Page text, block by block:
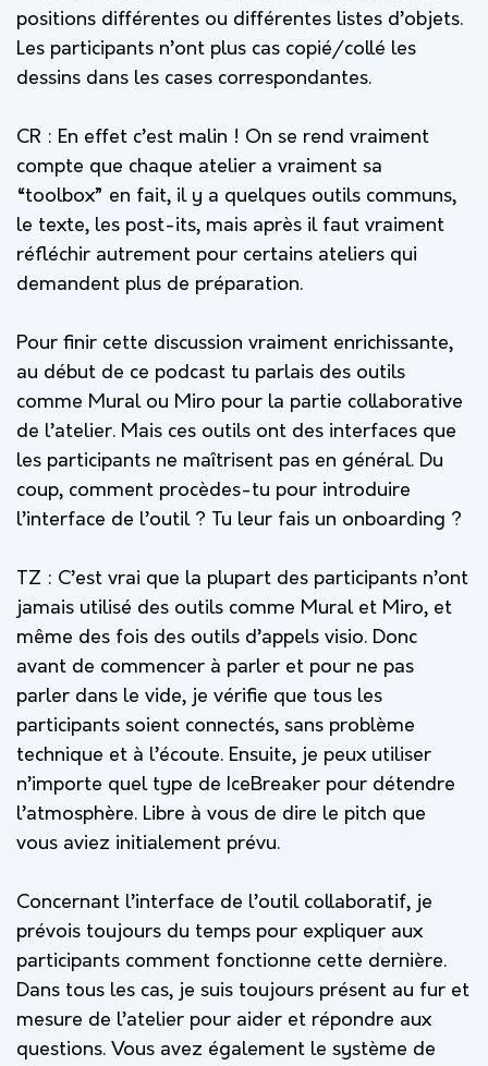
positions différentes ou différentes listes d’objets.
Les participants n’ont plus cas copié/collé les
dessins dans les cases correspondantes.
CR : En effet c’est malin ! On se rend vraiment
compte que chaque atelier a vraiment sa
“toolbox” en fait, il y a quelques outils communs,
le texte, les post-its, mais après il faut vraiment
réfléchir autrement pour certains ateliers qui
demandent plus de préparation.
Pour finir cette discussion vraiment enrichissante,
au début de ce podcast tu parlais des outils
comme Mural ou Miro pour la partie collaborative
de l’atelier. Mais ces outils ont des interfaces que
les participants ne maîtrisent pas en général. Du
coup, comment procèdes-tu pour introduire
l’interface de l’outil ? Tu leur fais un onboarding ?
TZ : C’est vrai que la plupart des participants n’ont
jamais utilisé des outils comme Mural et Miro, et
même des fois des outils d’appels visio. Donc
avant de commencer à parler et pour ne pas
parler dans le vide, je vérifie que tous les
participants soient connectés, sans problème
technique et à l’écoute. Ensuite, je peux utiliser
n’importe quel type de IceBreaker pour détendre
l’atmosphère. Libre à vous de dire le pitch que
vous aviez initialement prévu.
Concernant l’interface de l’outil collaboratif, je
prévois toujours du temps pour expliquer aux
participants comment fonctionne cette dernière.
Dans tous les cas, je suis toujours présent au fur et
mesure de l’atelier pour aider et répondre aux
questions. Vous avez également le système de